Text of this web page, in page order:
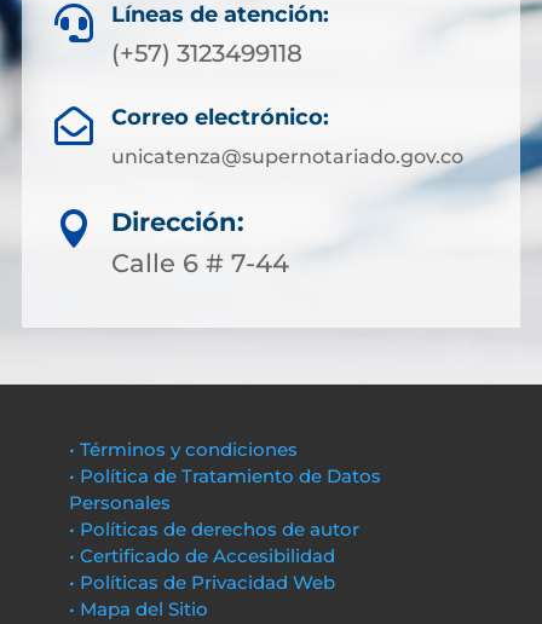
 Líneas de atención:
(+57) 3123499118
 Correo electrónico:
unicatenza@supernotariado.gov.co

Dirección:
Calle 6 # 7-44
• Términos y condiciones
• Política de Tratamiento de Datos
Personales
• Políticas de derechos de autor
• Certificado de Accesibilidad
• Políticas de Privacidad Web
• Mapa del Sitio